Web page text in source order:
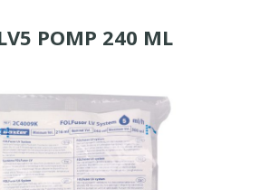
POMP 240 ML